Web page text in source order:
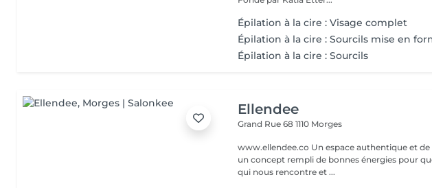
Épilation à la cire : Visage complet
Épilation à la cire : Sourcils mise en
Épilation à la cire : Sourcils
Ellendee
Grand Rue 681110 Morges
www.ellendee.co Un espace authentique et de partage
un concept rempli de bonnes énergies pour
qui nous rencontre et ...